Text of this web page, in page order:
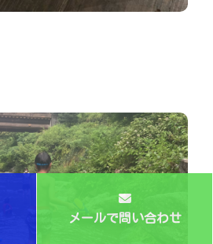
メールで問い合わせ